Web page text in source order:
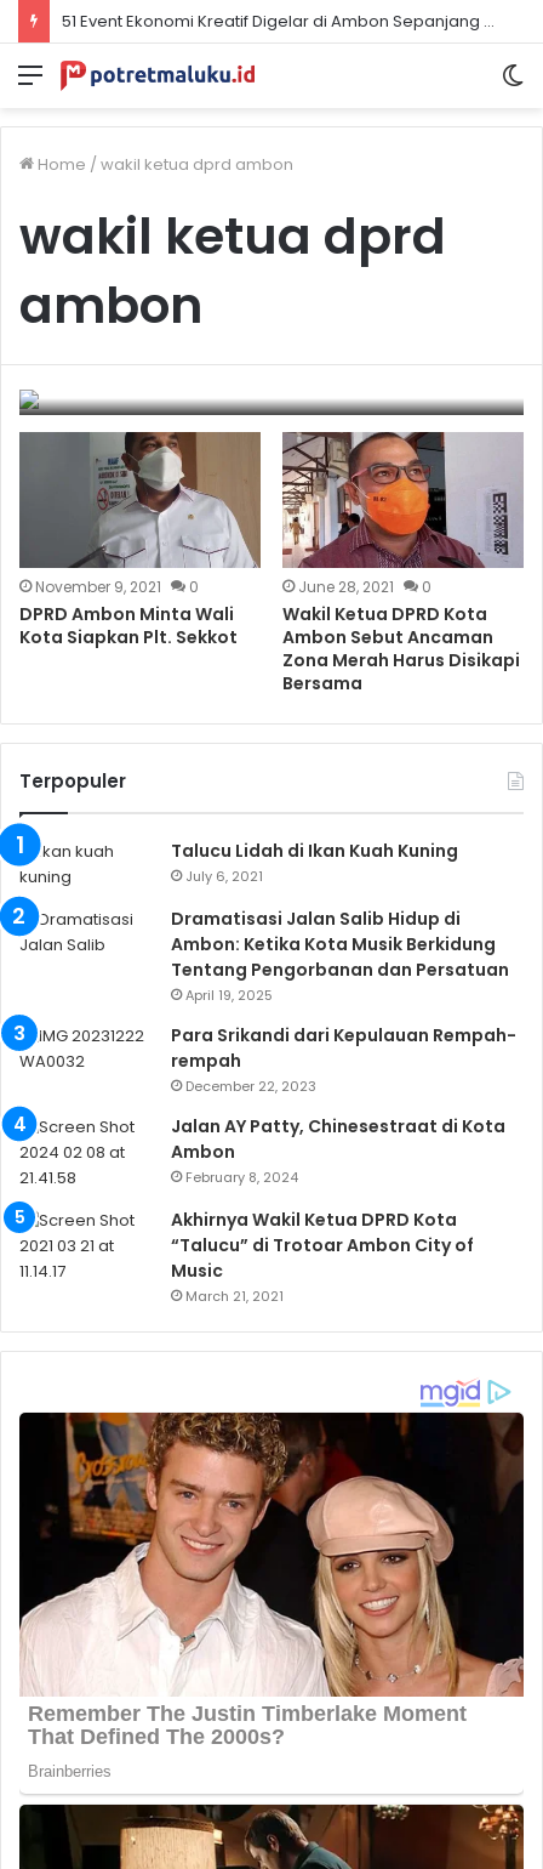
51 Event Ekonomi Kreatif Digelar di Ambon Sepanjang 2026, Libatkan Komunitas dan UMKM
Menu
Home /wakil ketua dprd ambon
wakil ketua dprd
ambon
Latupono Harap Situasi Pandemi Covid-
November 9, 2021 0
DPRD Ambon Minta Wali
Kota Siapkan Plt. Sekkot
June 28, 2021 0
Wakil Ketua DPRD Kota
Ambon Sebut Ancaman
Zona Merah Harus Disikapi
Bersama
Terpopuler
Talucu Lidah di Ikan Kuah Kuning
July 6, 2021
Dramatisasi Jalan Salib Hidup di
Ambon: Ketika Kota Musik Berkidung
Tentang Pengorbanan dan Persatuan
April 19, 2025
Para Srikandi dari Kepulauan Rempah-
rempah
December 22, 2023
Jalan AY Patty, Chinesestraat di Kota
Ambon
February 8, 2024
Akhirnya Wakil Ketua DPRD Kota
“Talucu” di Trotoar Ambon City of
Music
March 21, 2021